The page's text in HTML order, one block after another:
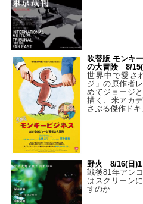
吹替版 モンキ
の大冒険 8/15(
世界中で愛さ
ジ」の原作者
めてジョージ
描く、米アカ
さぶる傑作ド
野火 8/16(日)1
戦後81年アン
はスクリーン
すのか